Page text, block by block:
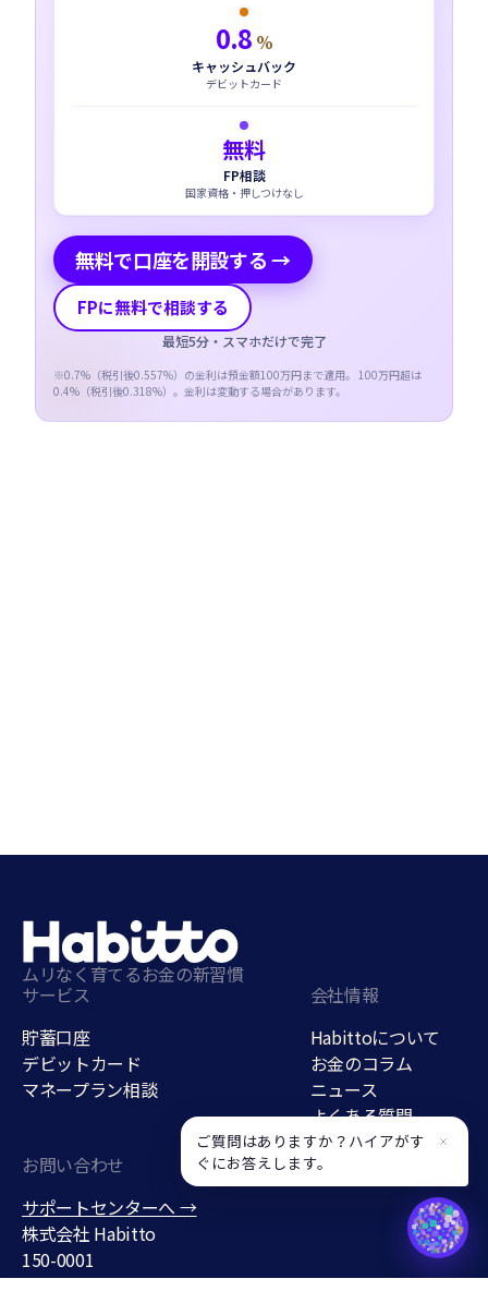
support@habitto.com
0.8 %
キャッシュバック
デビットカード
無料
FP相談
国家資格・押しつけなし
無料で口座を開設する →
FPに無料で相談する
最短5分・スマホだけで完了
※0.7%（税引後0.557%）の金利は預金額100万円まで適用。 100万円超は
0.4%（税引後0.318%）。金利は変動する場合があります。
ムリなく育てるお金の新習慣
サービス
貯蓄口座
デビットカード
マネープラン相談
会社情報
Habittoについて
お金のコラム
ニュース
よくある質問
採用情報
お問い合わせ
サポートセンターへ →
株式会社 Habitto
150-0001
東京都渋谷区神宮前３丁目１
ご質問はありますか？ハイアがす
ぐにお答えします。